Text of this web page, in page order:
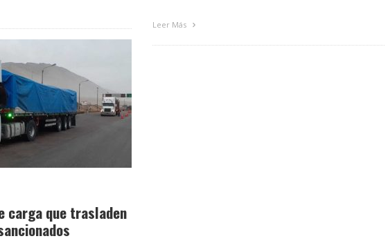
Leer Más
carga que trasladen